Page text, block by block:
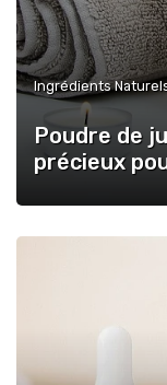
Ingrédients
Poudre de
précieux